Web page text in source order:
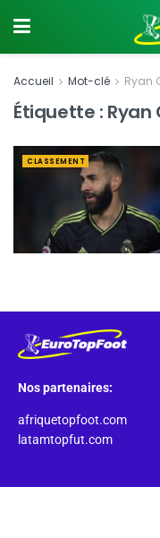
Accueil Mot-clé Ryan
Étiquette : Ryan
CLASSEMENT
Nos partenaires:
afriquetopfoot.com
latamtopfut.com